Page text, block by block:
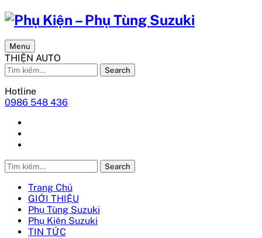
Menu
THIỆN AUTO
Search
Hotline
0986 548 436
Search
Trang Chủ
GIỚI THIỆU
Phụ Tùng Suzuki
Phụ Kiện Suzuki
TIN TỨC